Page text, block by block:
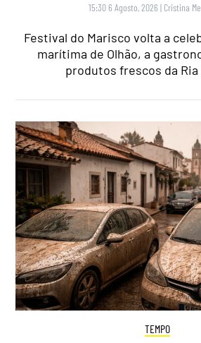
15:30 6 Agosto, 2026 | Cristina
Festival do Marisco volta a
marítima de Olhão, a
produtos frescos da Ria
TEMPO